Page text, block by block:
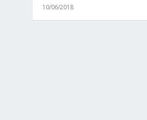
10/06/2018